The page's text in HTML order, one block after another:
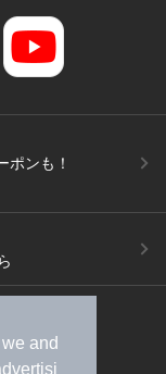
and
ポンも！
のご案内
規約